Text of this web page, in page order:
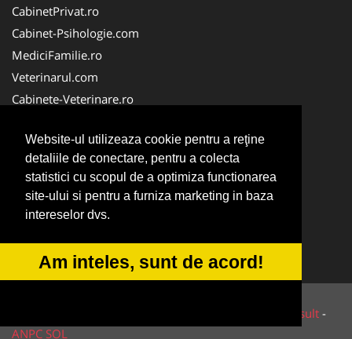
Website-ul utilizeaza cookie pentru a reţine
detaliile de conectare, pentru a colecta
statistici cu scopul de a optimiza functionarea
site-ului si pentru a furniza marketing in baza
intereselor dvs.
Am inteles, sunt de acord!
CabinetPrivat.ro
Cabinet-Psihologie.com
MediciFamilie.ro
Veterinarul.com
Cabinete-Veterinare.ro
Radiologie-Dentara.com
Veterinar-Romania.ro
Cabinet-Individual.ro
Medic-Bun.com
Stomatologul.com
Tokaido Consult -
ANPC SOL